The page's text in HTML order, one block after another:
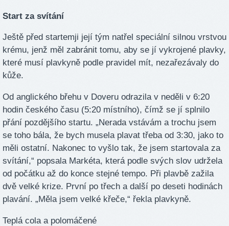
Start za svítání
Ještě před startemji její tým natřel speciální silnou vrstvou
krému, jenž měl zabránit tomu, aby se jí vykrojené plavky,
které musí plavkyně podle pravidel mít, nezařezávaly do
kůže.
Od anglického břehu v Doveru odrazila v neděli v 6:20
hodin českého času (5:20 místního), čímž se jí splnilo
přání pozdějšího startu. „Nerada vstávám a trochu jsem
se toho bála, že bych musela plavat třeba od 3:30, jako to
měli ostatní. Nakonec to vyšlo tak, že jsem startovala za
svítání,“ popsala Markéta, která podle svých slov udržela
od počátku až do konce stejné tempo. Při plavbě zažila
dvě velké krize. První po třech a další po deseti hodinách
plavání. „Měla jsem velké křeče,“ řekla plavkyně.
Teplá cola a polomáčené